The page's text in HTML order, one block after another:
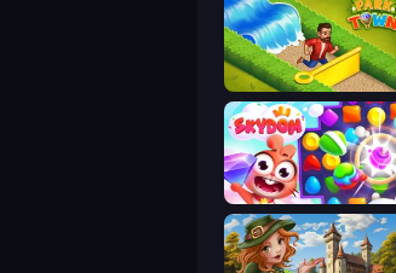
Park Town
Skydom